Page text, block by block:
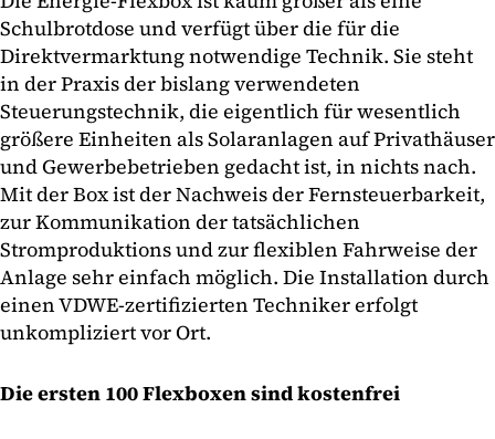
Schulbrotdose und verfügt über die für die
Direktvermarktung notwendige Technik. Sie steht
in der Praxis der bislang verwendeten
Steuerungstechnik, die eigentlich für wesentlich
größere Einheiten als Solaranlagen auf Privathäuser
und Gewerbebetrieben gedacht ist, in nichts nach.
Mit der Box ist der Nachweis der Fernsteuerbarkeit,
zur Kommunikation der tatsächlichen
Stromproduktions und zur flexiblen Fahrweise der
Anlage sehr einfach möglich. Die Installation durch
einen VDWE-zertifizierten Techniker erfolgt
unkompliziert vor Ort.
Die ersten 100 Flexboxen sind kostenfrei